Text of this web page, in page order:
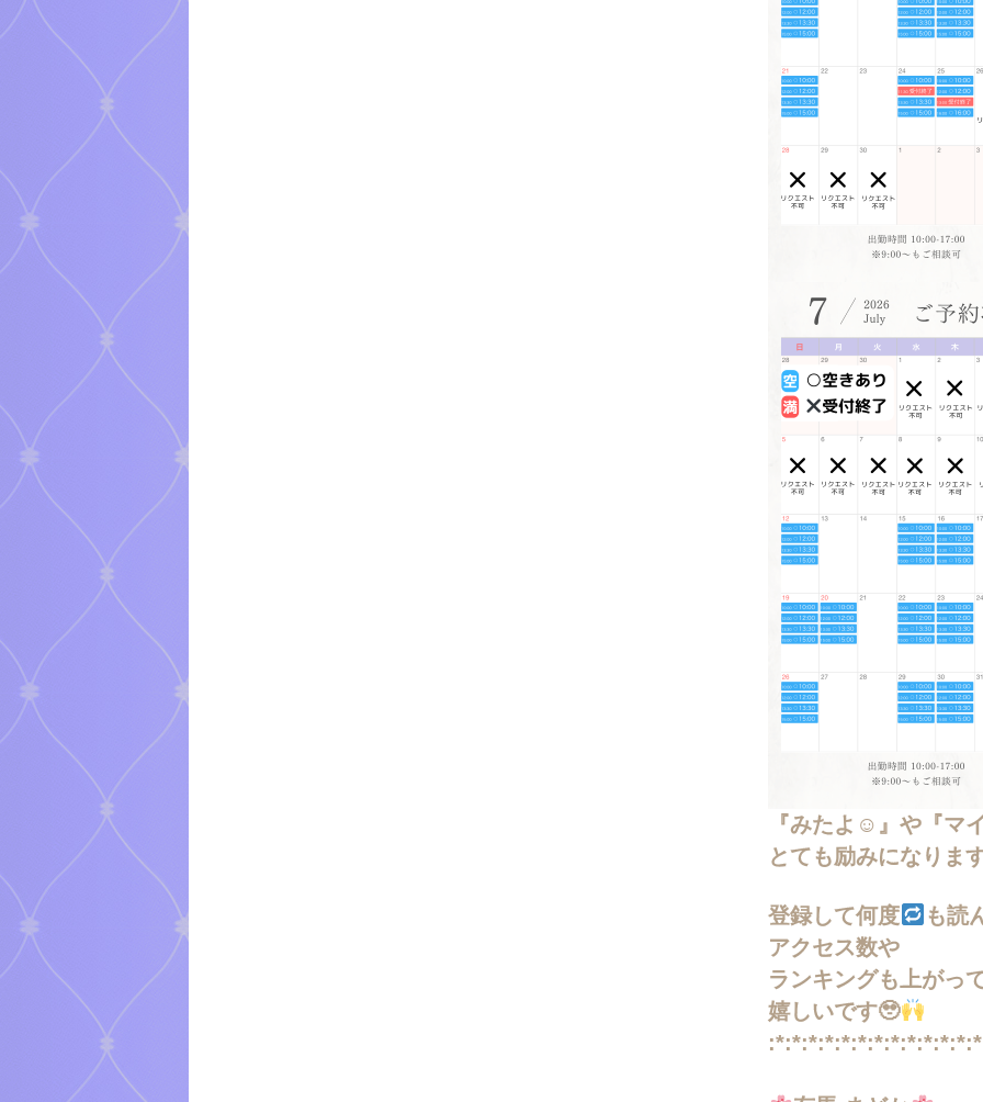
『みたよ☺︎』や『マ
とても励みになりま
登録して何度
も読
アクセス数や
ランキングも上がっ
嬉しいです🥹